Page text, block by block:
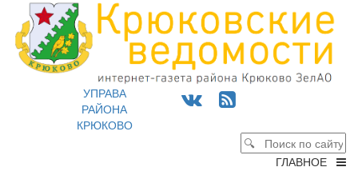
УПРАВА
РАЙОНА
КРЮКОВО
ГЛАВНОЕ